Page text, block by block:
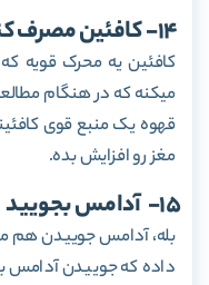
کافئین یه محرک قویه
میکنه که در هنگام
قهوه یک منبع قوی
مغز رو افزایش بده.
15- آدامس بجویید
بله، آدامس جوییدن هم
داده که جوییدن